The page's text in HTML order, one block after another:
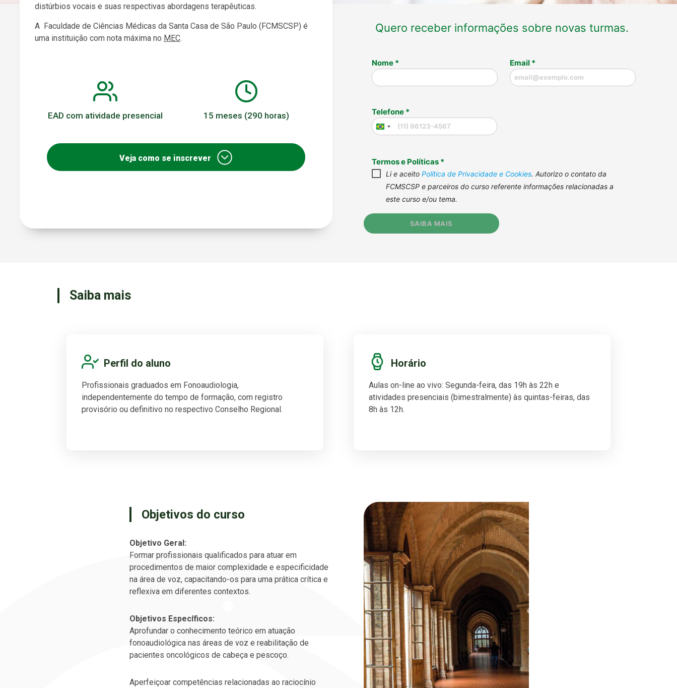
distúrbios vocais e suas respectivas abordagens terapêuticas.
A Faculdade de Ciências Médicas da Santa Casa de São Paulo (FCMSCSP) é
uma instituição com nota máxima no MEC.
EAD com atividade presencial 15 meses (290 horas)
Veja como se inscrever
Saiba mais
Perfil do aluno
Profissionais graduados em Fonoaudiologia,
independentemente do tempo de formação, com registro
provisório ou definitivo no respectivo Conselho Regional.
Horário
Aulas on-line ao vivo: Segunda-feira, das 19h às 22h e
atividades presenciais (bimestralmente) às quintas-feiras, das
8h às 12h.
Objetivos do curso
Objetivo Geral:
Formar profissionais qualificados para atuar em
procedimentos de maior complexidade e especificidade
na área de voz, capacitando-os para uma prática crítica e
reflexiva em diferentes contextos.
Objetivos Específicos:
Aprofundar o conhecimento teórico em atuação
fonoaudiológica nas áreas de voz e reabilitação de
pacientes oncológicos de cabeça e pescoço.
Aperfeiçoar competências relacionadas ao raciocínio